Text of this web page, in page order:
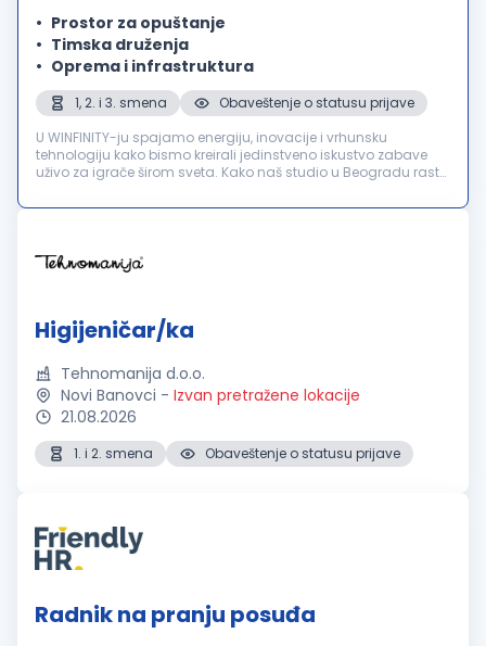
Prostor za opuštanje
Timska druženja
Oprema i infrastruktura
1, 2. i 3. smena
Obaveštenje o statusu prijave
U WINFINITY-ju spajamo energiju, inovacije i vrhunsku
tehnologiju kako bismo kreirali jedinstveno iskustvo zabave
uživo za igrače širom sveta. Kako naš studio u Beogradu raste,
važan de...
Higijeničar/ka
Tehnomanija d.o.o.
Novi Banovci - Izvan pretražene lokacije
21.08.2026
1. i 2. smena Obaveštenje o statusu prijave
Radnik na pranju posuđa